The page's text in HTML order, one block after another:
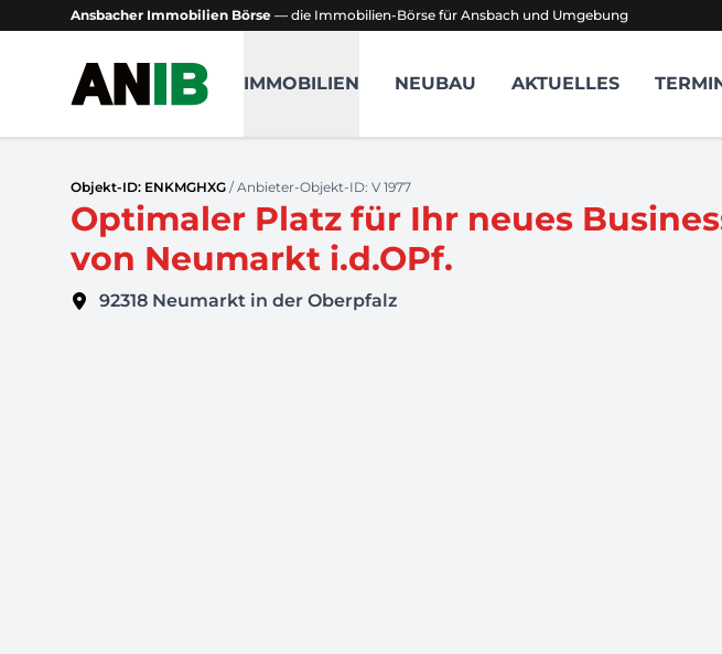
Ansbacher Immobilien Börse — die Immobilien-Börse für Ansbach und Umgebung
Ansbacher Immobilien Börse
IMMOBILIEN NEUBAU AKTUELLES
Objekt-ID: ENKMGHXG / Anbieter-Objekt-ID: V 1977
Optimaler Platz für Ihr neues
von Neumarkt i.d.OPf.
92318 Neumarkt in der Oberpfalz